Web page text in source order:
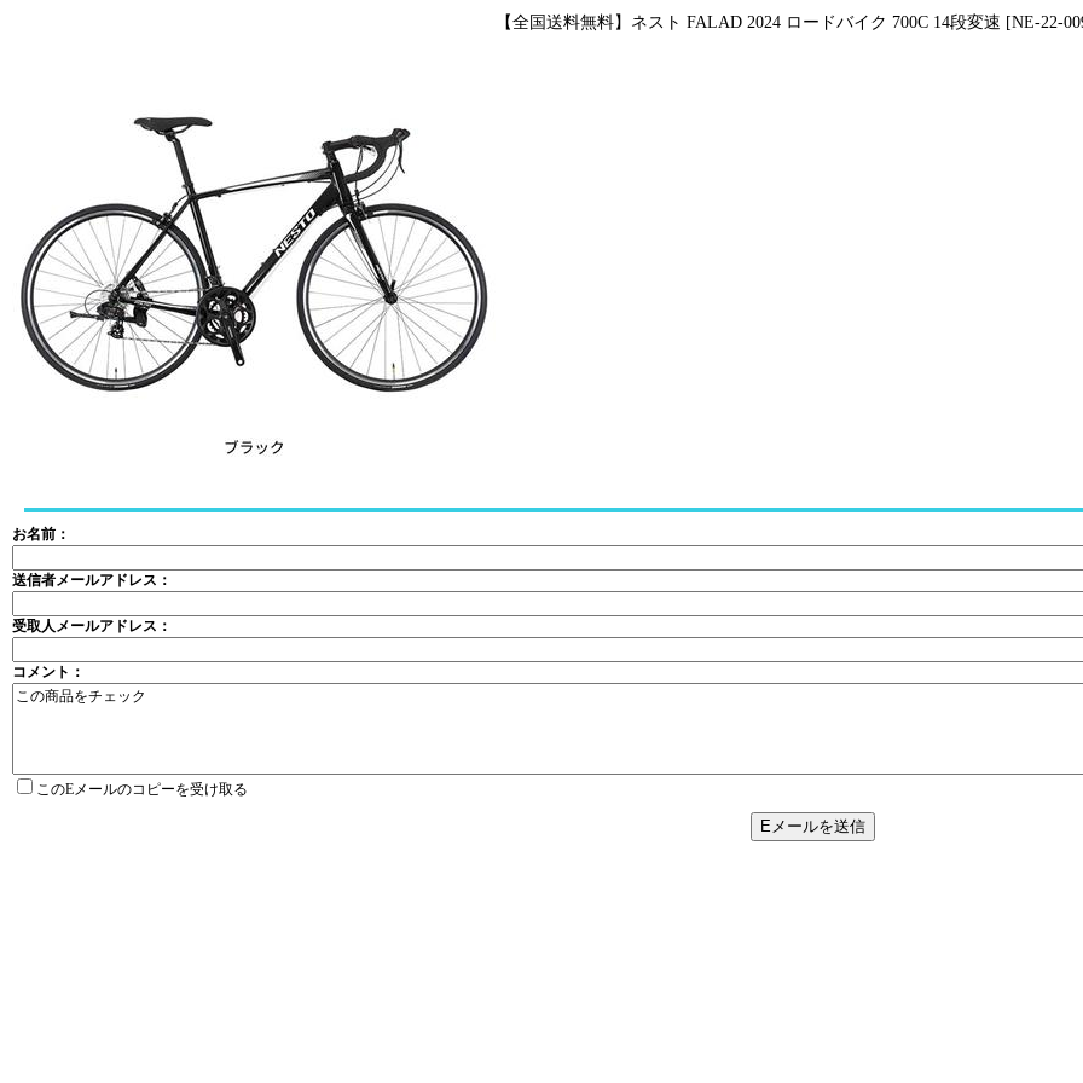
【全国送料無料】ネスト FALAD 2024 ロードバイク 700C 14段変速 [NE-22-
お名前：
送信者メールアドレス：
受取人メールアドレス：
コメント：
このEメールのコピーを受け取る